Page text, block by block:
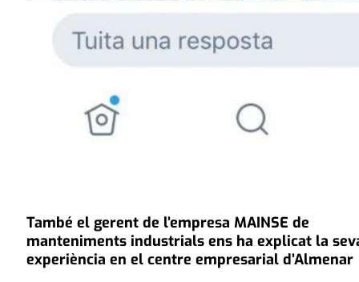
També el gerent de l’empresa MAINSE de
manteniments industrials ens ha explicat la
experiència en el centre empresarial d’Almenar